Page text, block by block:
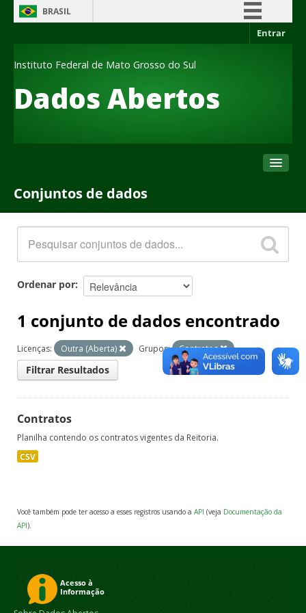
BRASIL
Acesso à informação
Canais
Entrar
Dados Abertos
Instituto Federal de Mato Grosso do Sul
Conjuntos de dados
Organizações
Sobre
Conjuntos de dados
Ordenar por
1 conjunto de dados encontrado
Licenças: Outra (Aberta) Grupos: Contratos
Filtrar Resultados
Contratos
Planilha contendo os contratos vigentes da Reitoria.
CSV
Você também pode ter acesso a esses registros usando a API (veja Documentação da
API).